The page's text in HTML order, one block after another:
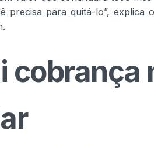
precisa para quitá-lo”, explica
cobrança